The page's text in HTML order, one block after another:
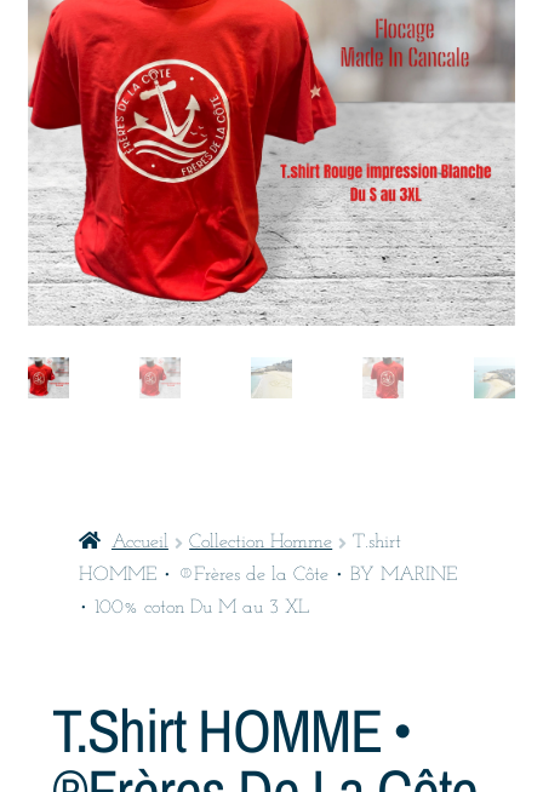
Accueil Collection Homme
T.shirt
HOMME • ®Frères de la Côte • BY MARINE
• 100% coton Du M au 3 XL
T.shirt HOMME •